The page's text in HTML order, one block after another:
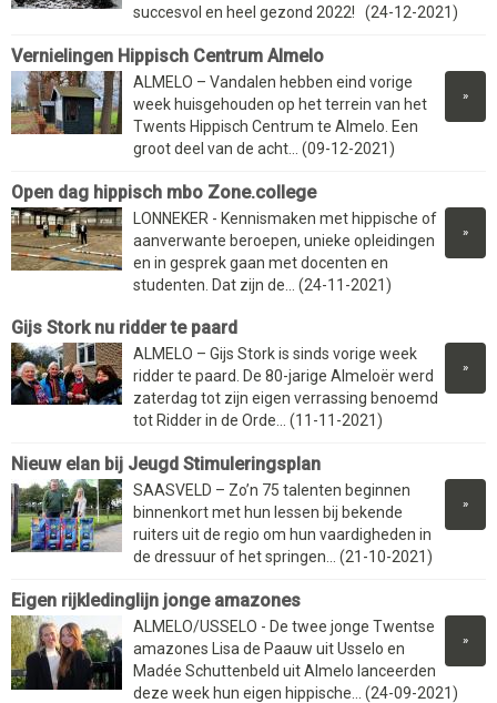
succesvol en heel gezond 2022! (24-12-2021)
Vernielingen Hippisch Centrum Almelo
»
ALMELO – Vandalen hebben eind vorige
week huisgehouden op het terrein van het
Twents Hippisch Centrum te Almelo. Een
groot deel van de acht... (09-12-2021)
Open dag hippisch mbo Zone.college
»
LONNEKER - Kennismaken met hippische of
aanverwante beroepen, unieke opleidingen
en in gesprek gaan met docenten en
studenten. Dat zijn de... (24-11-2021)
Gijs Stork nu ridder te paard
»
ALMELO – Gijs Stork is sinds vorige week
ridder te paard. De 80-jarige Almeloër werd
zaterdag tot zijn eigen verrassing benoemd
tot Ridder in de Orde... (11-11-2021)
Nieuw elan bij Jeugd Stimuleringsplan
»
SAASVELD – Zo’n 75 talenten beginnen
binnenkort met hun lessen bij bekende
ruiters uit de regio om hun vaardigheden in
de dressuur of het springen... (21-10-2021)
Eigen rijkledinglijn jonge amazones
»
ALMELO/USSELO - De twee jonge Twentse
amazones Lisa de Paauw uit Usselo en
Madée Schuttenbeld uit Almelo lanceerden
deze week hun eigen hippische... (24-09-2021)